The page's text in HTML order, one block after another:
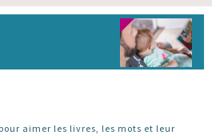
aimer les livres, les mots et leur